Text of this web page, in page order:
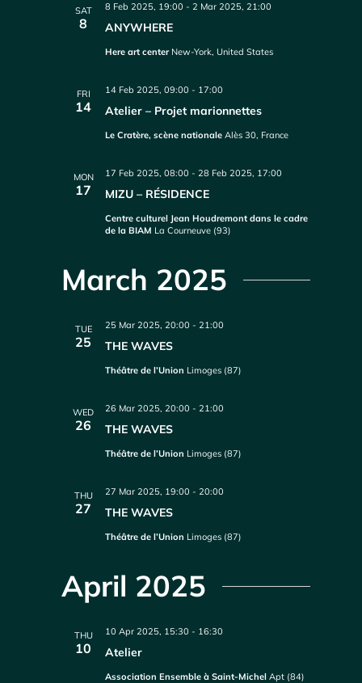
SAT
8 ANYWHERE
8 Feb 2025, 19:00 -2 Mar 2025, 21:00
Here art center New-York, United States
FRI
14 Atelier – Projet marionnettes
14 Feb 2025, 09:00 - 17:00
Le Cratère, scène nationaleAlès 30, France
MON
17 MIZU – RÉSIDENCE
17 Feb 2025, 08:00 -28 Feb 2025, 17:00
Centre culturel Jean Houdremont dans le cadre
de la BIAM La Courneuve (93)
March 2025
TUE
25 THE WAVES
25 Mar 2025, 20:00 -21:00
Théâtre de l’Union Limoges (87)
WED
26 THE WAVES
26 Mar 2025, 20:00 -21:00
Théâtre de l’Union Limoges (87)
THU
27 THE WAVES
27 Mar 2025, 19:00 -20:00
Théâtre de l’Union Limoges (87)
April 2025
THU
10 Atelier
10 Apr 2025, 15:30 - 16:30
Association Ensemble à Saint-MichelApt (84)